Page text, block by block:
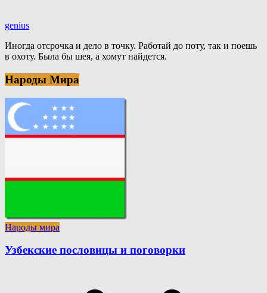
genius
Иногда отсрочка и дело в точку. Работай до поту, так и поешь
в охоту. Была бы шея, а хомут найдется.
Народы Мира
Народы мира
Узбекские пословицы и поговорки